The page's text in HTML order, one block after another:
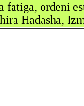
fatiga, ordeni
Hadasha,